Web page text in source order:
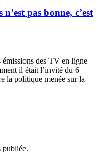
pas bonne, c’est
des TV en ligne
il était l’invité du 6
la politique menée sur la
publiée.